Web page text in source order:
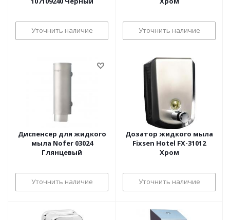
Уточнить наличие Уточнить наличие
Диспенсер для жидкого
мыла Nofer 03024
Глянцевый
Уточнить наличие
Дозатор жидкого мыла
Fixsen Hotel FX-31012
Хром
Уточнить наличие